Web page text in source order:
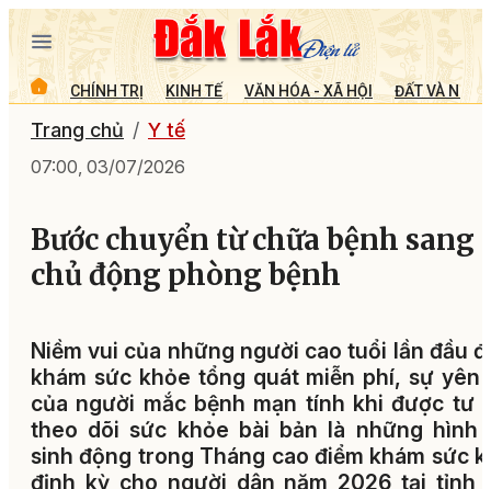
CHÍNH TRỊ KINH TẾ VĂN HÓA - XÃ HỘI ĐẤT VÀ
Trang chủ Y tế
07:00, 03/07/2026
Bước chuyển từ chữa bệnh sang
chủ động phòng bệnh
Niềm vui của những người cao tuổi lần đầu
khám sức khỏe tổng quát miễn phí, sự yên
của người mắc bệnh mạn tính khi được tư
theo dõi sức khỏe bài bản là những hình
sinh động trong Tháng cao điểm khám sức
định kỳ cho người dân năm 2026 tại tỉnh